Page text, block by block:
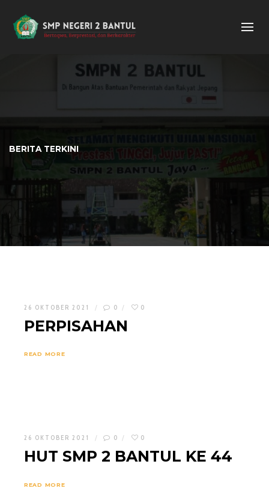
BERITA TERKINI
26 OKTOBER 2021 0 0
PERPISAHAN
READ MORE
26 OKTOBER 2021 0 0
HUT SMP 2 BANTUL KE 44
READ MORE